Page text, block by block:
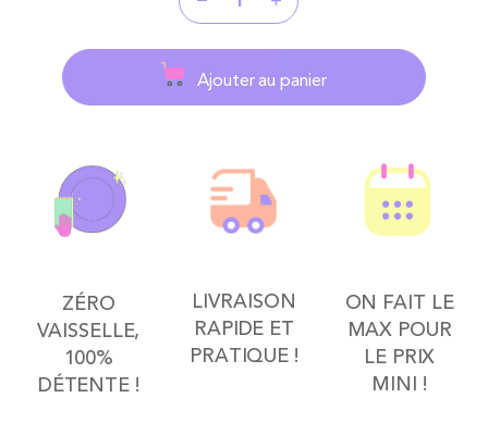
Ajouter au panier
ZÉRO
VAISSELLE,
100%
DÉTENTE !
LIVRAISON
RAPIDE ET
PRATIQUE !
ON FAIT LE
MAX POUR
LE PRIX
MINI !